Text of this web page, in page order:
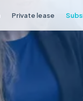
Private lease